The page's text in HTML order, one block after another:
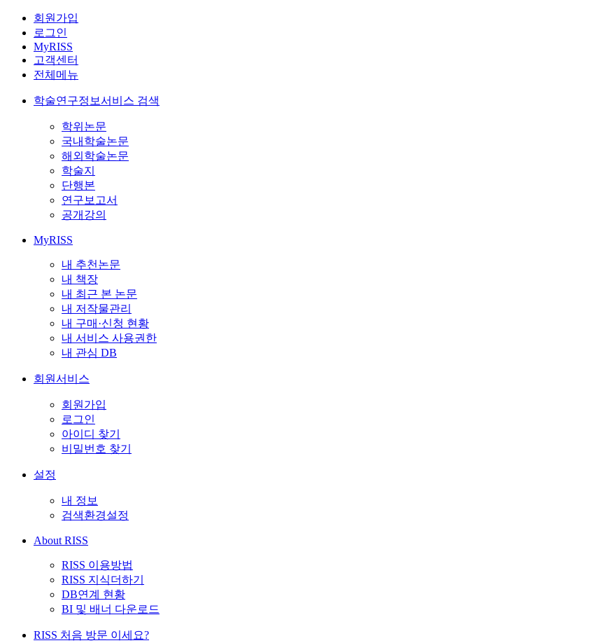
회원가입
로그인
MyRISS
고객센터
전체메뉴
학술연구정보서비스 검색
학위논문
국내학술논문
해외학술논문
학술지
단행본
연구보고서
공개강의
MyRISS
내 추천논문
내 책장
내 최근 본 논문
내 저작물관리
내 구매·신청 현황
내 서비스 사용권한
내 관심 DB
회원서비스
회원가입
로그인
아이디 찾기
비밀번호 찾기
설정
내 정보
검색환경설정
About RISS
RISS 이용방법
RISS 지식더하기
DB연계 현황
BI 및 배너 다운로드
RISS 처음 방문 이세요?